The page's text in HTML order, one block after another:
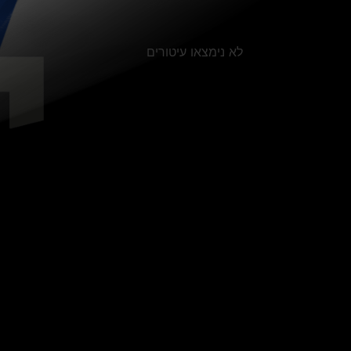
לא נימצאו עיטורים